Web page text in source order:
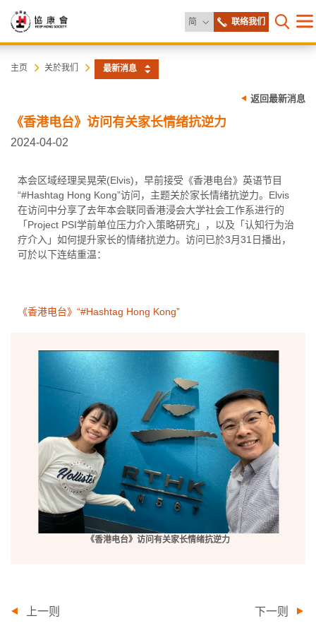
简 更改语言联络我们
打开目
协
会
主页 关於我们 最新消息
返回最新消息
《香港电台》访问有关家长情绪抗逆力
2024-04-02
本会区域经理吴晃荣(Elvis)，早前接受《香港电台》英语节目
“#Hashtag Hong Kong”访问，主题关於家长情绪抗逆力。Elvis
在访问中分享了去年本会联同香港浸会大学社会工作系进行的
「Project PSI学前单位压力介入策略研究」，以及「认知行为治
疗介入」如何提升家长的情绪抗逆力。访问已於3月31日播出，
可於以下连结重温：
《香港电台》“#Hashtag Hong Kong”
《香港电台》访问有关家长情绪抗逆力
上一则 下一则